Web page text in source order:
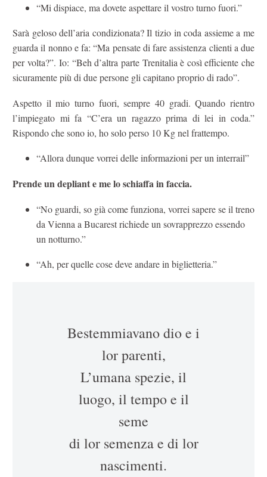
“Mi dispiace, ma dovete aspettare il vostro turno fuori.”
Sarà geloso dell’aria condizionata? Il tizio in coda assieme a me
guarda il nonno e fa: “Ma pensate di fare assistenza clienti a due
per volta?”. Io: “Beh d’altra parte Trenitalia è così efficiente che
sicuramente più di due persone gli capitano proprio di rado”.
Aspetto il mio turno fuori, sempre 40 gradi. Quando rientro
l’impiegato mi fa “C’era un ragazzo prima di lei in coda.”
Rispondo che sono io, ho solo perso 10 Kg nel frattempo.
“Allora dunque vorrei delle informazioni per un interrail”
Prende un depliant e me lo schiaffa in faccia.
“No guardi, so già come funziona, vorrei sapere se il treno
da Vienna a Bucarest richiede un sovrapprezzo essendo
un notturno.”
“Ah, per quelle cose deve andare in biglietteria.”
Bestemmiavano dio e i
lor parenti,
L’umana spezie, il
luogo, il tempo e il
seme
di lor semenza e di lor
nascimenti.